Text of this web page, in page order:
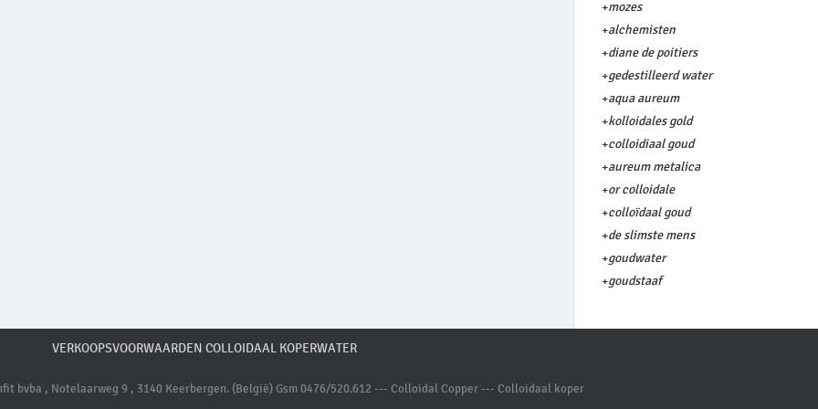
+mozes
+alchemisten
+diane de poitiers
+gedestilleerd water
+aqua aureum
+kolloidales gold
+colloidiaal goud
+aureum metalica
+or colloidale
+colloïdaal goud
+de slimste mens
+goudwater
+goudstaaf
VERKOOPSVOORWAARDEN COLLOIDAAL KOPERWATER
bvba , Notelaarweg 9 , 3140 Keerbergen. (België) Gsm 0476/520.612 --- Colloidal Copper --- Colloidaal koper